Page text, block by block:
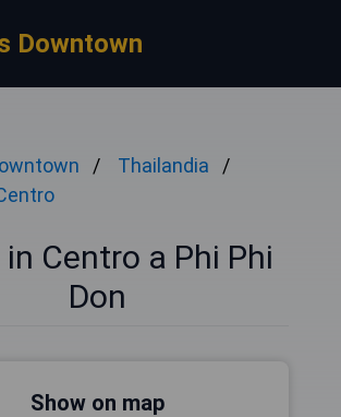
Downtown
Thailandia
Centro a Phi Phi
Don
Show on map